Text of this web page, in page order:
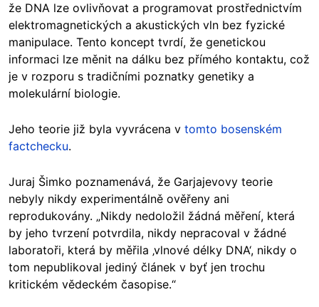
že DNA lze ovlivňovat a programovat prostřednictvím
elektromagnetických a akustických vln bez fyzické
manipulace. Tento koncept tvrdí, že genetickou
informaci lze měnit na dálku bez přímého kontaktu, což
je v rozporu s tradičními poznatky genetiky a
molekulární biologie.
Jeho teorie již byla vyvrácena v tomto bosenském
factchecku.
Juraj Šimko poznamenává, že Garjajevovy teorie
nebyly nikdy experimentálně ověřeny ani
reprodukovány. „Nikdy nedoložil žádná měření, která
by jeho tvrzení potvrdila, nikdy nepracoval v žádné
laboratoři, která by měřila ‚vlnové délky DNA‘, nikdy o
tom nepublikoval jediný článek v byť jen trochu
kritickém vědeckém časopise.“